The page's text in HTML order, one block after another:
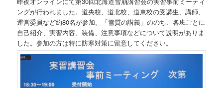
ングが行われました。道央校、道北校、道東校の受講生、講師、
運営委員など約80名が参加。「雪質の講義」ののち、各班ごとに
自己紹介、実習内容、装備、注意事項などについて説明がありま
した。参加の方は特に防寒対策に留意してください。